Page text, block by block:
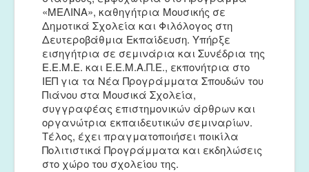
«ΜΕΛΙΝΑ», καθηγήτρια Μουσικής σε
Δημοτικά Σχολεία και Φιλόλογος στη
Δευτεροβάθμια Εκπαίδευση. Υπήρξε
εισηγήτρια σε σεμινάρια και Συνέδρια της
Ε.Ε.Μ.Ε. και Ε.Ε.Μ.Α.Π.Ε., εκπονήτρια στο
ΙΕΠ για τα Νέα Προγράμματα Σπουδών του
Πιάνου στα Μουσικά Σχολεία,
συγγραφέας επιστημονικών άρθρων και
οργανώτρια εκπαιδευτικών σεμιναρίων.
Τέλος, έχει πραγματοποιήσει ποικίλα
Πολιτιστικά Προγράμματα και εκδηλώσεις
στο χώρο του σχολείου της.